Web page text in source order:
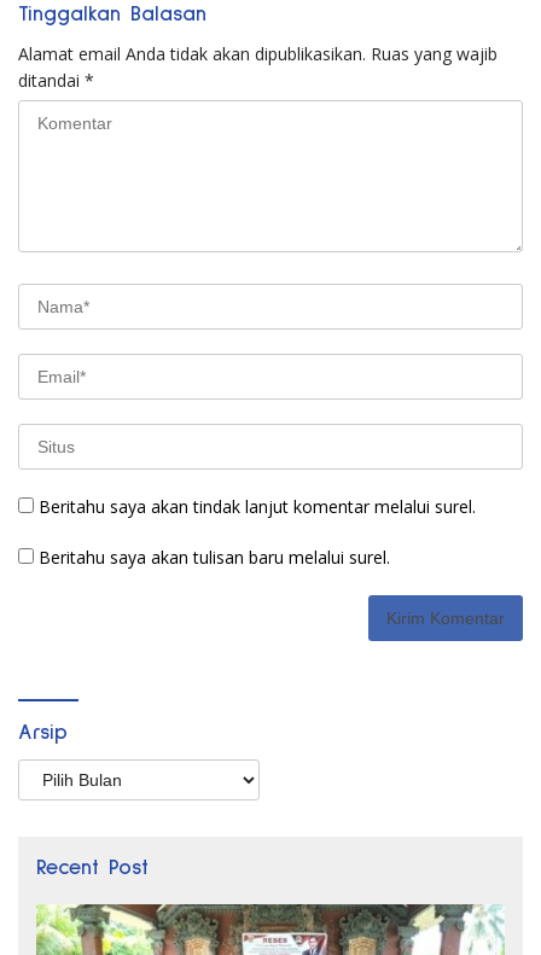
Tinggalkan Balasan
Alamat email Anda tidak akan dipublikasikan. Ruas yang wajib
ditandai *
Beritahu saya akan tindak lanjut komentar melalui surel.
Beritahu saya akan tulisan baru melalui surel.
Arsip
Arsip
Recent Post